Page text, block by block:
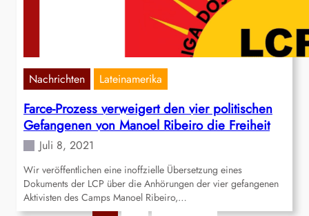
Nachrichten Lateinamerika
Farce-Prozess verweigert den vier politischen
Gefangenen von Manoel Ribeiro die Freiheit
Juli 8, 2021
Wir veröffentlichen eine inoffzielle Übersetzung eines
Dokuments der LCP über die Anhörungen der vier gefangenen
Aktivisten des Camps Manoel Ribeiro,…